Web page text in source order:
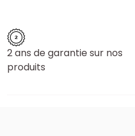
2 ans de garantie sur nos
produits